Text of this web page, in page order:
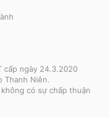
cấp ngày 24.3.2020
Thanh Niên.
có sự chấp thuận